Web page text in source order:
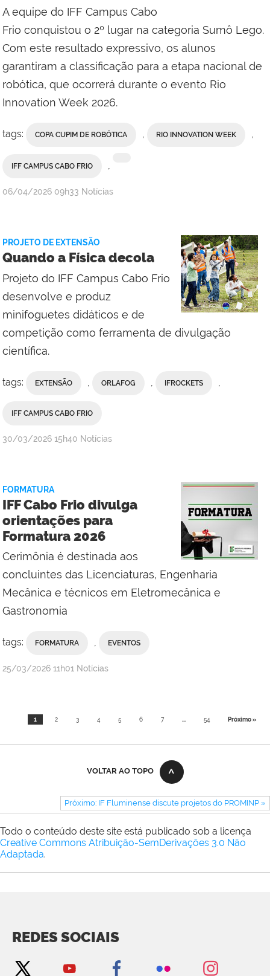
A equipe do IFF Campus Cabo
Frio conquistou o 2º lugar na categoria Sumô Lego.
Com este resultado expressivo, os alunos
garantiram a classificação para a etapa nacional de
robótica, que ocorrerá durante o evento Rio
Innovation Week 2026.
tags: COPA CUPIM DE ROBÓTICA , RIO INNOVATION WEEK ,
IFF CAMPUS CABO FRIO ,
por
com
Comunicação
Social
Reitoria
publicado
06/04/2026 09h33 Notícias
PROJETO DE EXTENSÃO
Quando a Física decola
Projeto do IFF Campus Cabo Frio
desenvolve e produz
minifoguetes didáticos e de
competição como ferramenta de divulgação
científica.
tags: EXTENSÃO ORLAFOG IFROCKETS
IFF CAMPUS CABO FRIO
por
com
Comunicação
Social
da
Reitoria
publicado
30/03/2026 15h40 Notícias
FORMATURA
IFF Cabo Frio divulga
orientações para
Formatura 2026
Cerimônia é destinada aos
concluintes das Licenciaturas, Engenharia
Mecânica e técnicos em Eletromecânica e
Gastronomia
tags: FORMATURA , EVENTOS
por
publicado
25/03/2026 11h01 Notícias
1 2 3 4 5 6 7 ... 54 Próximo »
VOLTAR AO TOPO
Próximo: IF Fluminense discute projetos do PROMINP »
Todo o conteúdo deste site está publicado sob a licença
Creative Commons Atribuição-SemDerivações 3.0 Não
Adaptada.
REDES SOCIAIS